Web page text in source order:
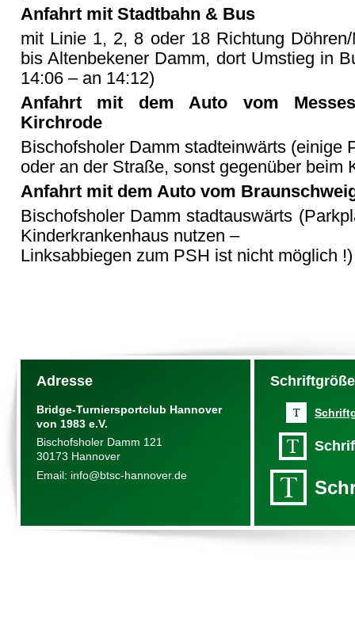
Anfahrt mit Stadtbahn & Bus
mit Linie 1, 2, 8 oder 18 Richtung
bis Altenbekener Damm, dort Umstieg in
14:06 – an 14:12)
Anfahrt mit dem Auto vom
Kirchrode
Bischofsholer Damm stadteinwärts (einige
oder an der Straße, sonst gegenüber beim
Anfahrt mit dem Auto vom
Bischofsholer Damm stadtauswärts
Kinderkrankenhaus nutzen –
Linksabbiegen zum PSH ist nicht möglich !)
Adresse
Bridge-Turniersportclub Hannover
von 1983 e.V.
Bischofsholer Damm 121
30173 Hannover
Email: info@btsc-hannover.de